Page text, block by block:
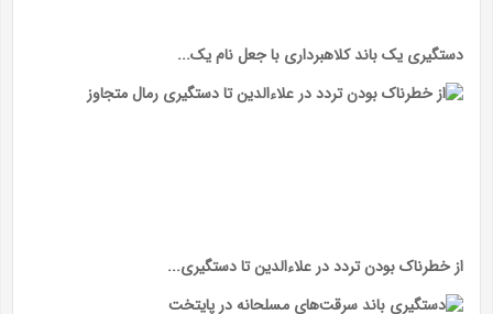
دستگیری یک باند کلاهبرداری با جعل نام یک...
از خطرناک بودن تردد در علاءالدین تا دستگیری...